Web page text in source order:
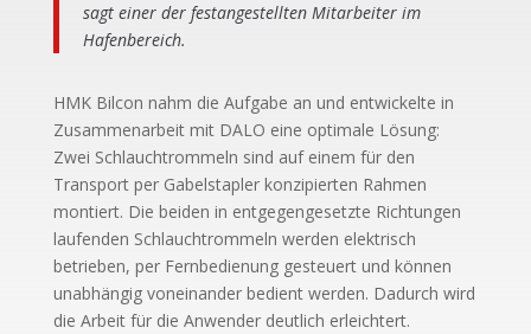
sagt einer der festangestellten Mitarbeiter im
Hafenbereich.
HMK Bilcon nahm die Aufgabe an und entwickelte in
Zusammenarbeit mit DALO eine optimale Lösung:
Zwei Schlauchtrommeln sind auf einem für den
Transport per Gabelstapler konzipierten Rahmen
montiert. Die beiden in entgegengesetzte Richtungen
laufenden Schlauchtrommeln werden elektrisch
betrieben, per Fernbedienung gesteuert und können
unabhängig voneinander bedient werden. Dadurch wird
die Arbeit für die Anwender deutlich erleichtert.